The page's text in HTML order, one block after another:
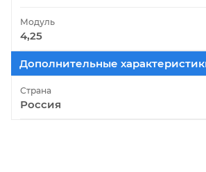
Модуль
4,25
Дополнительные
Страна
Россия